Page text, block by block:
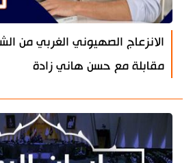
الانزعاج الصهيوني الغربي من
مقابلة مع حسن هاني زادة